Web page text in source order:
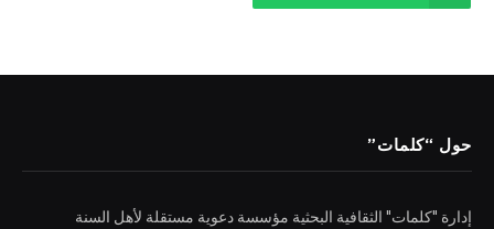
حول “كلمات”
إدارة "كلمات" الثقافية البحثية مؤسسة دعوية مستقلة لأهل السنة